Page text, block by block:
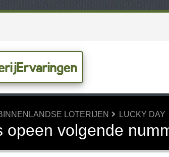
LOTERIJEN LUCKY DAY
opeen volgende